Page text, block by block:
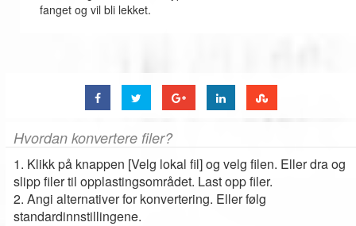
fanget og vil bli lekket.
Hvordan konvertere filer?
1. Klikk på knappen [Velg lokal fil] og velg filen. Eller dra og
slipp filer til opplastingsområdet. Last opp filer.
2. Angi alternativer for konvertering. Eller følg
standardinnstillingene.